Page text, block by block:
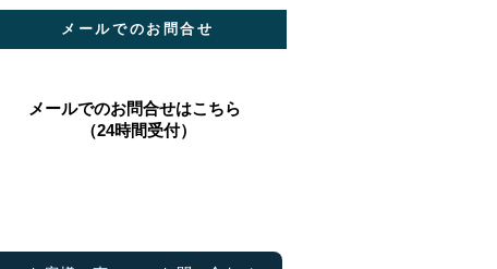
メールでのお問合せ
​メールでのお問合せはこちら
（24時間受付）